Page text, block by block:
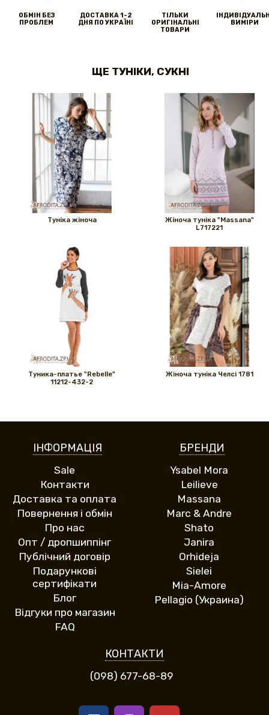
ОБМІН БЕЗ
ПРОБЛЕМ
ДОСТАВКА 1-2
ДНЯ ПО УКРАЇНІ
ТІЛЬКИ
ОРИГІНАЛЬНІ
ТОВАРИ
ВИМІРИ
ЩЕ ТУНІКИ, СУКНІ
Туніка жіноча
Жіноча туніка "Massana"
L717221
Туника-платье "Rebelle"
11212-432-2
Жіноча туніка Челсі 1781
ІНФОРМАЦІЯ
Sale
Контакти
Доставка та оплата
Повернення і обмін
Про нас
Опт / дропшиппінг
Публічний договір
Подарункові
сертифікати
Блог
Відгуки про магазин
FAQ
БРЕНДИ
Ysabel Mora
Leilieve
Massana
Marc & Andre
Shato
Janira
Orhideja
Sielei
Mia-Amore
Pellagio (Украина)
КОНТАКТИ
(098) 677-68-89